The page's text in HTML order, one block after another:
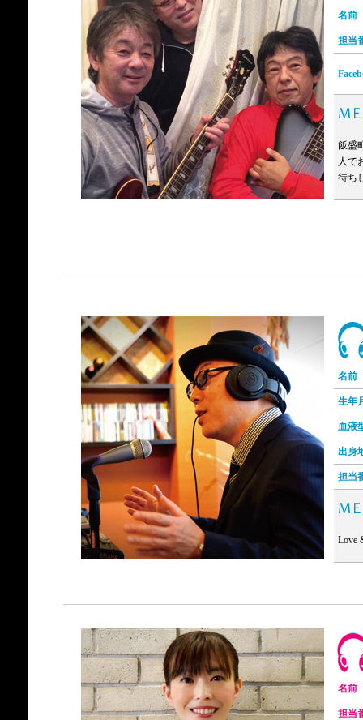
名前
担当
飯盛
人で
待ち
名前
生年
血液
出身
担当
Love
名前
担